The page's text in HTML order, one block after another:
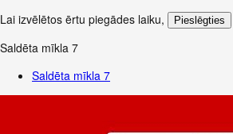
Lai izvēlētos ērtu piegādes laiku, Pieslēgties
Saldēta mīkla 7
Saldēta mīkla 7